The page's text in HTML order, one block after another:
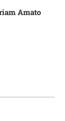
Amato